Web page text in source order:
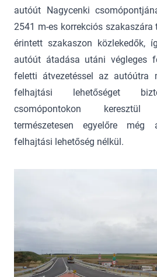
autóút Nagycenki
2541 m-es korrekciós
érintett szakaszon közlekedők,
autóút átadása utáni végleges
feletti átvezetéssel az autóútra
felhajtási lehetőséget
csomópontokon
természetesen egyelőre
felhajtási lehetőség nélkül.